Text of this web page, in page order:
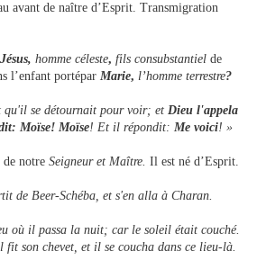
avant de naître d’Esprit. Transmigration
Jésus, homme céleste, fils consubstantiel de
l’enfant portépar Marie, l’homme terrestre?
se détournait pour voir; et Dieu l'appela
Moïse! Moïse! Et il répondit: Me voici! »
de notre Seigneur et Maître. Il est né d’Esprit.
de Beer-Schéba, et s'en alla à Charan.
où il passa la nuit; car le soleil était couché.
fit son chevet, et il se coucha dans ce lieu-là.